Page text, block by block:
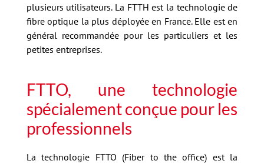
plusieurs utilisateurs. La FTTH est la technologie de
fibre optique la plus déployée en France. Elle est en
général recommandée pour les particuliers et les
petites entreprises.
FTTO, une technologie
spécialement conçue pour les
professionnels
La technologie FTTO (Fiber to the office) est la